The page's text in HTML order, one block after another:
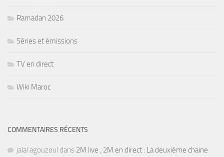
Ramadan 2026
Séries et émissions
TV en direct
Wiki Maroc
COMMENTAIRES RÉCENTS
jalal agouzoul dans 2M live , 2M en direct : La deuxième chaine